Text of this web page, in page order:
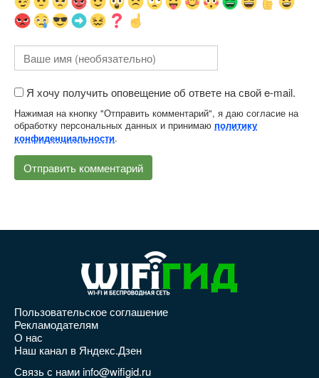
Я хочу получить оповещение об ответе на свой e-mail.
Нажимая на кнопку "Отправить комментарий", я даю согласие на
обработку персональных данных и принимаю политику
конфиденциальности.
Пользовательское соглашение
Рекламодателям
О нас
Наш канал в Яндекс.Дзен
Связь с нами info@wifigid.ru